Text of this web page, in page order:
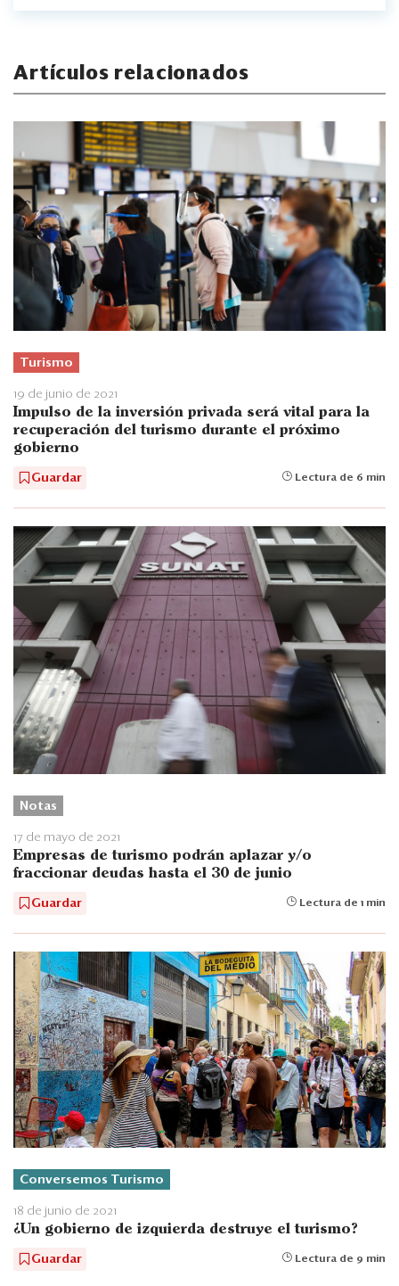
Artículos relacionados
Turismo
19 de junio de 2021
Impulso de la inversión privada será vital para la
recuperación del turismo durante el próximo
gobierno
Guardar Lectura de 6 min
Notas
17 de mayo de 2021
Empresas de turismo podrán aplazar y/o
fraccionar deudas hasta el 30 de junio
Guardar Lectura de 1 min
Conversemos Turismo
18 de junio de 2021
¿Un gobierno de izquierda destruye el turismo?
Guardar Lectura de 9 min